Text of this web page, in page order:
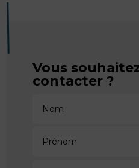
Vous
contacter ?